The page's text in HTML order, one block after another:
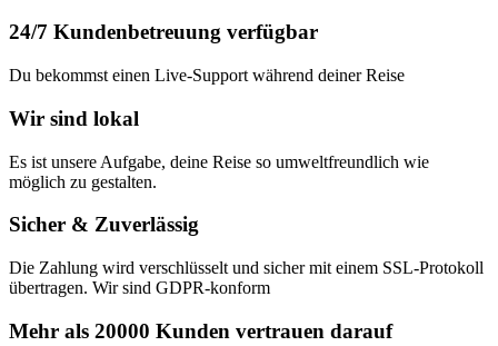
24/7 Kundenbetreuung verfügbar
Du bekommst einen Live-Support während deiner Reise
Wir sind lokal
Es ist unsere Aufgabe, deine Reise so umweltfreundlich wie
möglich zu gestalten.
Sicher & Zuverlässig
Die Zahlung wird verschlüsselt und sicher mit einem SSL-Protokoll
übertragen. Wir sind GDPR-konform
Mehr als 20000 Kunden vertrauen darauf